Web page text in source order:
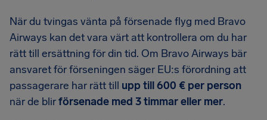
När du tvingas vänta på försenade flyg med Bravo
Airways kan det vara värt att kontrollera om du har
rätt till ersättning för din tid. Om Bravo Airways bär
ansvaret för förseningen säger EU:s förordning att
passagerare har rätt till upp till 600 € per person
när de blirförsenade med 3 timmar eller mer.